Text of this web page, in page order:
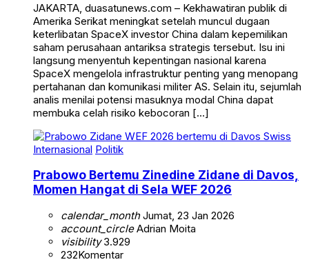
JAKARTA, duasatunews.com – Kekhawatiran publik di
Amerika Serikat meningkat setelah muncul dugaan
keterlibatan SpaceX investor China dalam kepemilikan
saham perusahaan antariksa strategis tersebut. Isu ini
langsung menyentuh kepentingan nasional karena
SpaceX mengelola infrastruktur penting yang menopang
pertahanan dan komunikasi militer AS. Selain itu, sejumlah
analis menilai potensi masuknya modal China dapat
membuka celah risiko kebocoran […]
Internasional Politik
Prabowo Bertemu Zinedine Zidane di Davos,
Momen Hangat di Sela WEF 2026
calendar_monthJumat, 23 Jan 2026
account_circleAdrian Moita
visibility3.929
232Komentar